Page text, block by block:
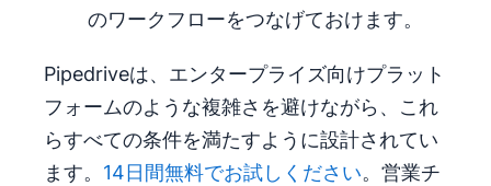
のワークフローをつなげておけます。
Pipedriveは、エンタープライズ向けプラット
フォームのような複雑さを避けながら、これ
らすべての条件を満たすように設計されてい
ます。 14日間無料でお試しください。営業チ